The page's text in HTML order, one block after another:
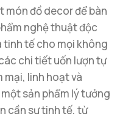
món đồ decor để bàn
nghệ thuật độc
tinh tế cho mọi không
chi tiết uốn lượn tự
linh hoạt và
sản phẩm lý tưởng
cần sự tinh tế, từ